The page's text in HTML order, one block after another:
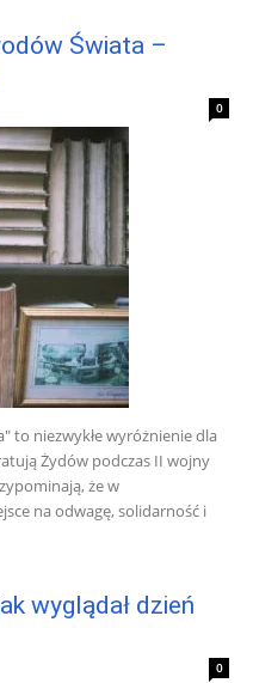
Świata –
0
to niezwykłe wyróżnienie dla
Żydów podczas II wojny
że w
na odwagę, solidarność i
wyglądał dzień
0